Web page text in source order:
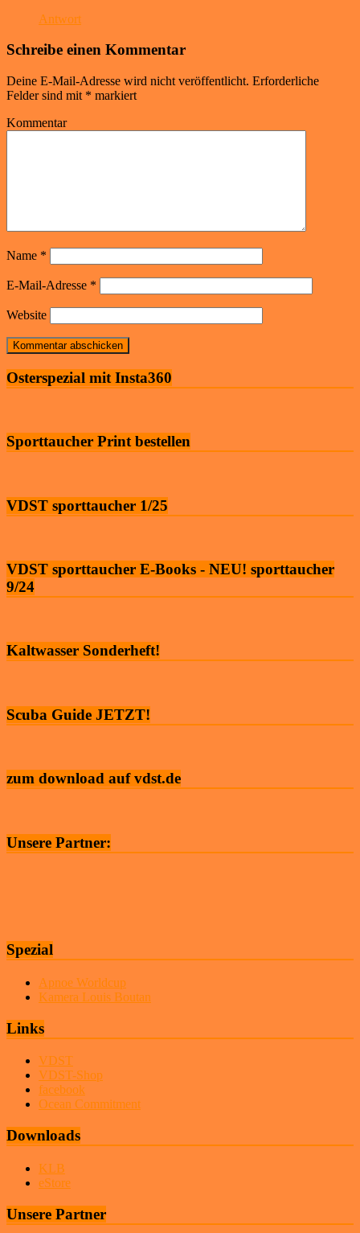
Antwort
Schreibe einen Kommentar
Deine E-Mail-Adresse wird nicht veröffentlicht. Erforderliche
Felder sind mit * markiert
Kommentar
Name *
E-Mail-Adresse *
Website
Osterspezial mit Insta360
Sporttaucher Print bestellen
VDST sporttaucher 1/25
VDST sporttaucher E-Books - NEU! sporttaucher
9/24
Kaltwasser Sonderheft!
Scuba Guide JETZT!
zum download auf vdst.de
Unsere Partner:
Spezial
Apnoe Worldcup
Kamera Louis Boutan
Links
VDST
VDST-Shop
facebook
Ocean Commitment
Downloads
KLB
eStore
Unsere Partner